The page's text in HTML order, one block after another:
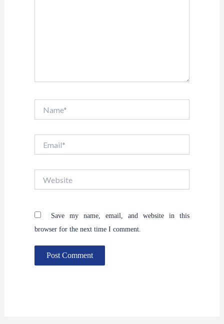
Save my name, email, and website in this
browser for the next time I comment.